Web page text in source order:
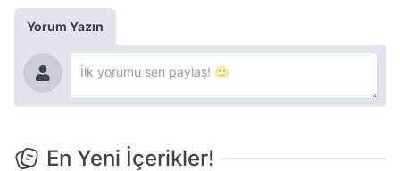
Yorum Yazın
En Yeni İçerikler!